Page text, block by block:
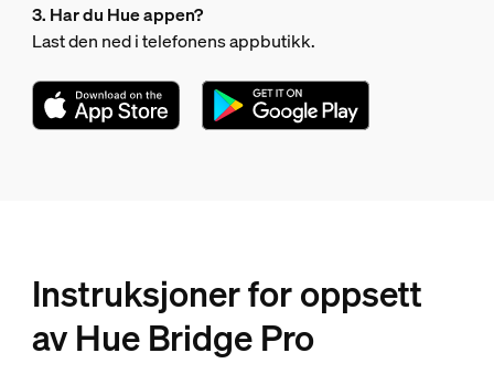
3. Har du Hue appen?
Last den ned i telefonens appbutikk.
Instruksjoner for oppsett
av Hue Bridge Pro